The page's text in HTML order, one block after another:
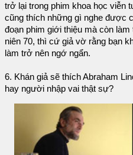
trở lại trong phim khoa học viễn
cũng thích những gì nghe được
đoạn phim giới thiệu mà còn
niên 70, thì cứ giả vờ rằng bạn
làm trở nên ngớ ngẩn.
6. Khán giả sẽ thích Abraham
hay người nhập vai thật sự?